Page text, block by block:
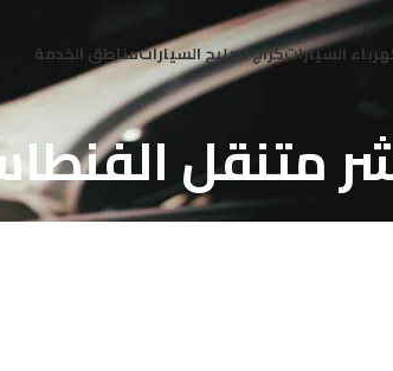
السياراتكراج تصليح السياراتمناطق الخدمة